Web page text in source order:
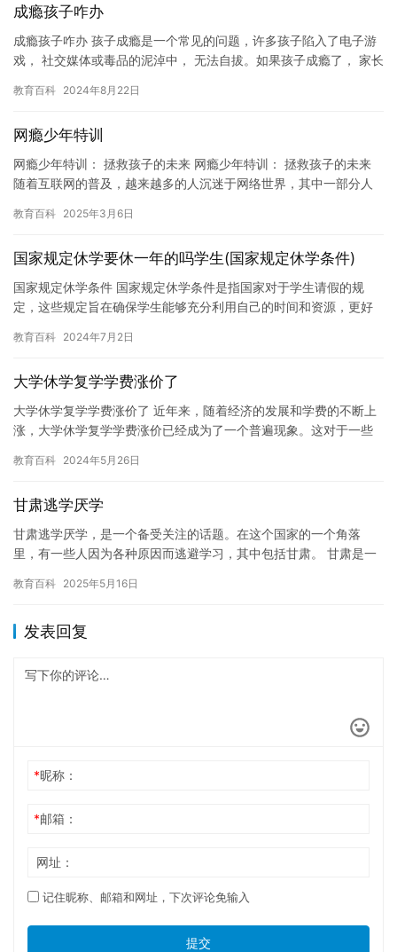
成瘾孩子咋办
成瘾孩子咋办 孩子成瘾是一个常见的问题，许多孩子陷入了电子游
戏， 社交媒体或毒品的泥淖中， 无法自拔。如果孩子成瘾了， 家长
教育百科 2024年8月22日
网瘾少年特训
网瘾少年特训： 拯救孩子的未来 网瘾少年特训： 拯救孩子的未来
随着互联网的普及，越来越多的人沉迷于网络世界，其中一部分人
教育百科 2025年3月6日
国家规定休学要休一年的吗学生(国家规定休学条件)
国家规定休学条件 国家规定休学条件是指国家对于学生请假的规
定，这些规定旨在确保学生能够充分利用自己的时间和资源，更好
提…
教育百科 2024年7月2日
大学休学复学学费涨价了
大学休学复学学费涨价了 近年来，随着经济的发展和学费的不断上
涨，大学休学复学学费涨价已经成为了一个普遍现象。这对于一些
说，…
教育百科 2024年5月26日
甘肃逃学厌学
甘肃逃学厌学，是一个备受关注的话题。在这个国家的一个角落
里，有一些人因为各种原因而逃避学习，其中包括甘肃。 甘肃是一
个快速…
教育百科 2025年5月16日
发表回复
*昵称：
*邮箱：
网址：
记住昵称、邮箱和网址，下次评论免输入
提交